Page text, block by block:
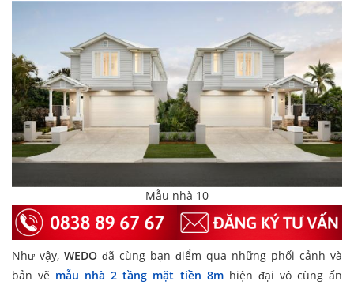
Mẫu nhà 10
Như vậy, WEDO đã cùng bạn điểm qua những phối cảnh và
bản vẽ mẫu nhà 2 tầng mặt tiền 8m hiện đại vô cùng ấn